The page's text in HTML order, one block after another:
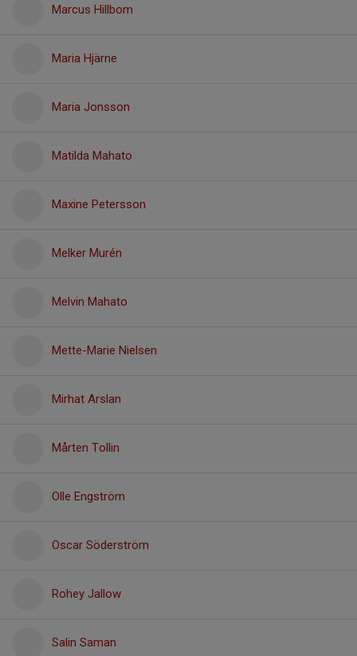
Marcus Hillbom
Maria Hjärne
Maria Jonsson
Matilda Mahato
Maxine Petersson
Melker Murén
Melvin Mahato
Mette-Marie Nielsen
Mirhat Arslan
Mårten Tollin
Olle Engström
Oscar Söderström
Rohey Jallow
Salin Saman